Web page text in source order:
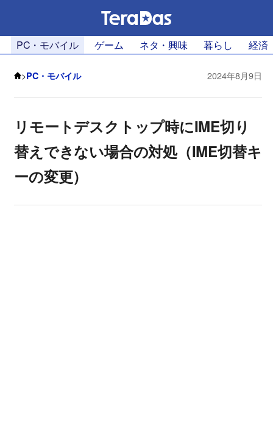
PC・モバイル ゲーム ネタ・興味 暮らし 経済
>PC・モバイル 2024年8月9日
リモートデスクトップ時にIME切り
替えできない場合の対処（IME切替キ
ーの変更）